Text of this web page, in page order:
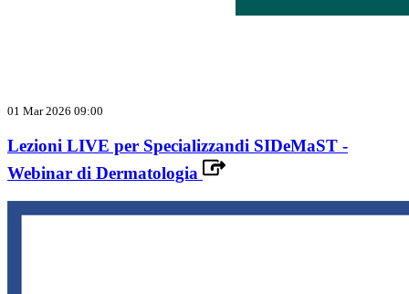
01 Mar 2026 09:00
Lezioni LIVE per Specializzandi SIDeMaST -
Webinar di Dermatologia